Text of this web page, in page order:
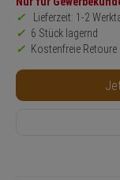
Lieferzeit: 1-2
6 Stück lagernd
Kostenfreie Retoure